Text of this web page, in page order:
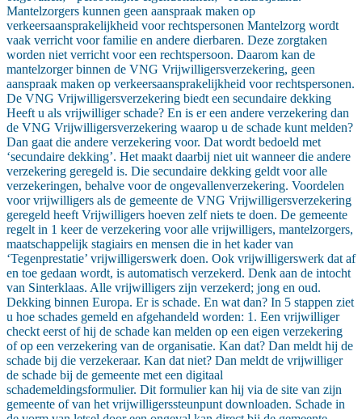
Mantelzorgers kunnen geen aanspraak maken op
verkeersaansprakelijkheid voor rechtspersonen Mantelzorg wordt
vaak verricht voor familie en andere dierbaren. Deze zorgtaken
worden niet verricht voor een rechtspersoon. Daarom kan de
mantelzorger binnen de VNG Vrijwilligersverzekering, geen
aanspraak maken op verkeersaansprakelijkheid voor rechtspersonen.
De VNG Vrijwilligersverzekering biedt een secundaire dekking
Heeft u als vrijwilliger schade? En is er een andere verzekering dan
de VNG Vrijwilligersverzekering waarop u de schade kunt melden?
Dan gaat die andere verzekering voor. Dat wordt bedoeld met
‘secundaire dekking’. Het maakt daarbij niet uit wanneer die andere
verzekering geregeld is. Die secundaire dekking geldt voor alle
verzekeringen, behalve voor de ongevallenverzekering. Voordelen
voor vrijwilligers als de gemeente de VNG Vrijwilligersverzekering
geregeld heeft Vrijwilligers hoeven zelf niets te doen. De gemeente
regelt in 1 keer de verzekering voor alle vrijwilligers, mantelzorgers,
maatschappelijk stagiairs en mensen die in het kader van
‘Tegenprestatie’ vrijwilligerswerk doen. Ook vrijwilligerswerk dat af
en toe gedaan wordt, is automatisch verzekerd. Denk aan de intocht
van Sinterklaas. Alle vrijwilligers zijn verzekerd; jong en oud.
Dekking binnen Europa. Er is schade. En wat dan? In 5 stappen ziet
u hoe schades gemeld en afgehandeld worden: 1. Een vrijwilliger
checkt eerst of hij de schade kan melden op een eigen verzekering
of op een verzekering van de organisatie. Kan dat? Dan meldt hij de
schade bij die verzekeraar. Kan dat niet? Dan meldt de vrijwilliger
de schade bij de gemeente met een digitaal
schademeldingsformulier. Dit formulier kan hij via de site van zijn
gemeente of van het vrijwilligerssteunpunt downloaden. Schade in